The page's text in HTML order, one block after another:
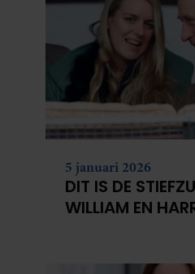
5 januari 2026
DIT IS DE
WILLIAM EN